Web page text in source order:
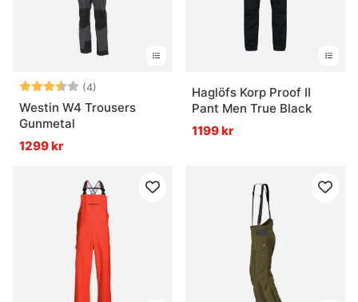
Betyg: (4)
3.3 utav 5 stjärnor
Westin W4 Trousers
Gunmetal
1299 kr
Haglöfs Korp Proof II
Pant Men True Black
1199 kr